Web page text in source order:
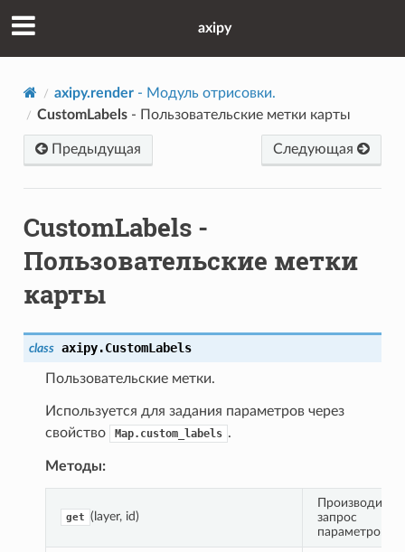
axipy
axipy.render- Модуль отрисовки.
CustomLabels- Пользовательские метки карты
Предыдущая Следующая
CustomLabels-
Пользовательские метки
карты
class axipy.CustomLabels
Пользовательские метки.
Используется для задания параметров через
свойство
Map.custom_labels .
Методы:
get (layer, id)
Производит
запрос
параметров.